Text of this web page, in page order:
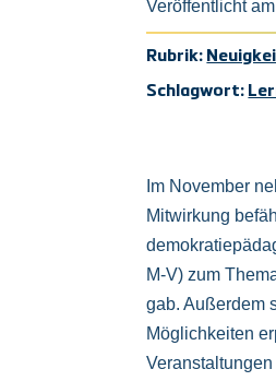
Veröffentlicht
Rubrik:
Schlagwort:
Im November
Mitwirkung
M-V) zum
gab. Außerdem
Möglichkeiten